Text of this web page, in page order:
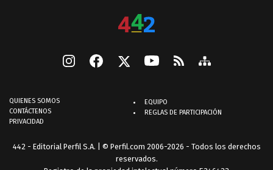
QUIENES SOMOS
CONTÁCTENOS
PRIVACIDAD
EQUIPO
REGLAS DE PARTICIPACIÓN
442 - Editorial Perfil S.A. | © Perfil.com 2006-2026 - Todos los derechos
reservados.